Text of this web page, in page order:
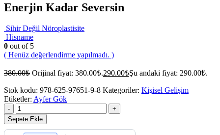
Enerjin Kadar Seversin
Sihir Değil Nöroplastisite
Hisname
0 out of 5
( Henüz değerlendirme yapılmadı. )
380.00₺ Orijinal fiyat: 380.00₺.290.00₺Şu andaki fiyat: 290.00₺.
Stok kodu: 978-625-97651-9-8 Kategoriler: Kişisel Gelişim
Etiketler: Ayfer Gök
-
+
Sepete Ekle